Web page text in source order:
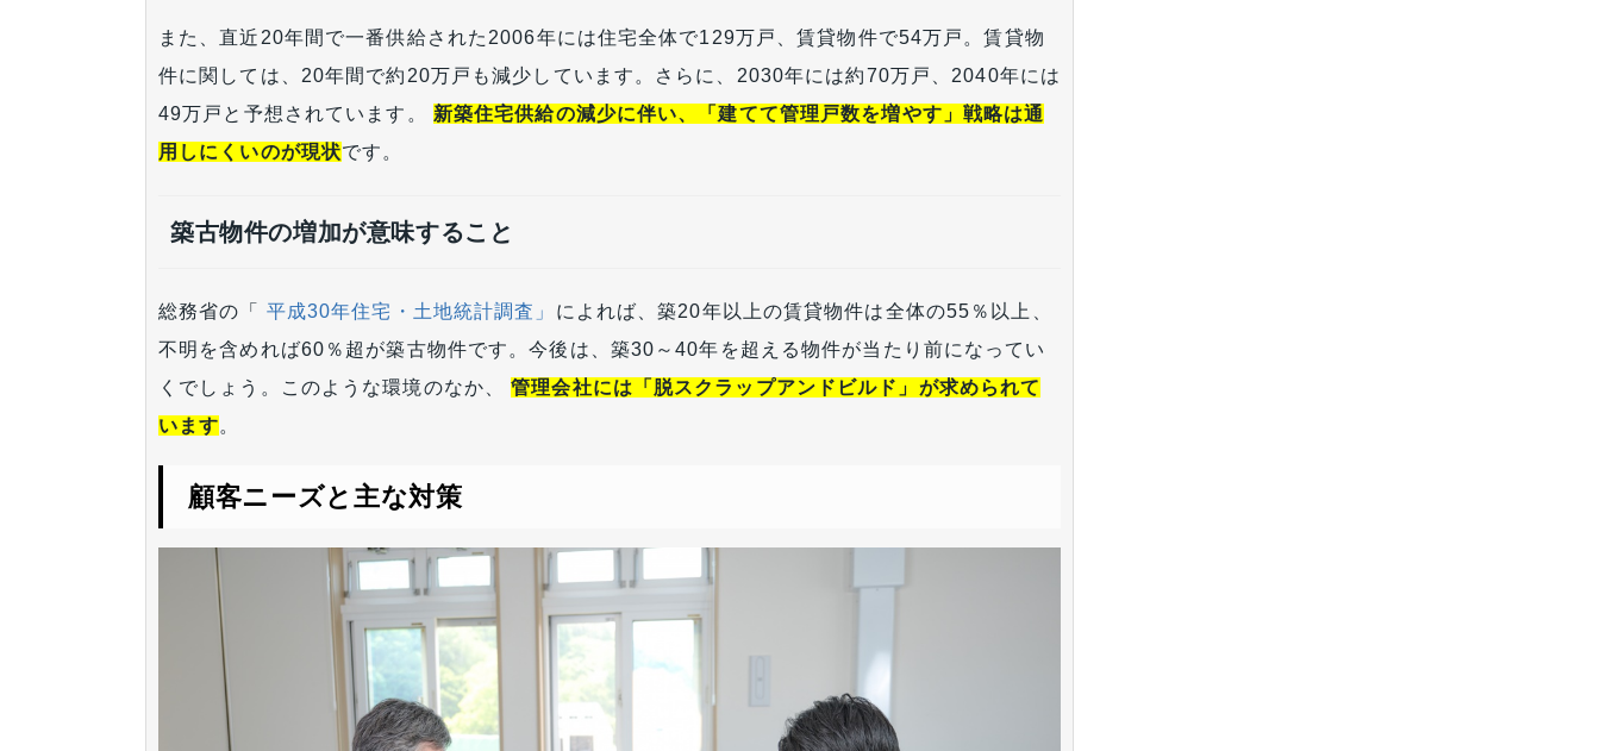
また、直近20年間で一番供給された2006年には住宅全体で129万戸、賃貸物件で54万戸。賃貸物
件に関しては、20年間で約20万戸も減少しています。さらに、2030年には約70万戸、2040年には
49万戸と予想されています。 新築住宅供給の減少に伴い、「建てて管理戸数を増やす」戦略は通
用しにくいのが現状です。
築古物件の増加が意味すること
総務省の「 平成30年住宅・土地統計調査」 によれば、築20年以上の賃貸物件は全体の55％以上、
不明を含めれば60％超が築古物件です。今後は、築30～40年を超える物件が当たり前になってい
くでしょう。このような環境のなか、管理会社には「脱スクラップアンドビルド」が求められて
います。
顧客ニーズと主な対策